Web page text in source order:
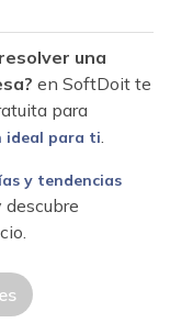
una
en SoftDoit te
para
ideal para ti.
y tendencias
descubre